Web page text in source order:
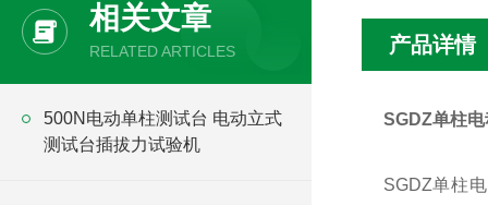
相关文章
RELATED ARTICLES
500N电动单柱测试台 电动立式
测试台插拔力试验机
产品详情
SGDZ单柱
SGDZ单柱